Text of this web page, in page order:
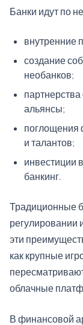
Банки идут по
внутренние
создание
необанков;
альянсы;
поглощения
и талантов;
инвестиции
банкинг.
Традиционные
регулировании
эти
как крупные
облачные
В финансовой